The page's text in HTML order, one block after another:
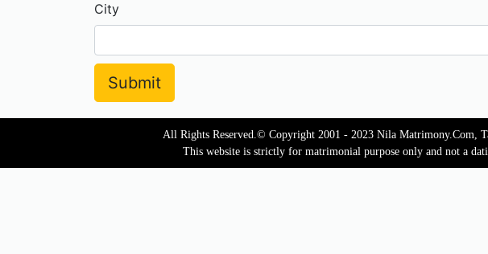
City
All Rights Reserved.© Copyright 2001 - 2023 Nila Matrimony.Com,
This website is strictly for matrimonial purpose only and not a